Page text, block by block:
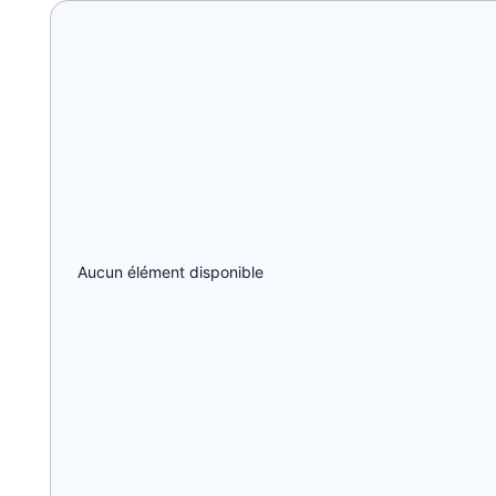
Aucun élément disponible